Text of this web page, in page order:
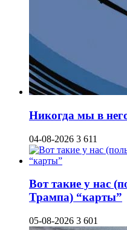
Никогда мы в
04-08-2026 3 611
Вот такие у нас
Трампа) “карты”
05-08-2026 3 601